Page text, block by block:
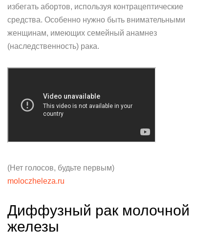
избегать абортов, используя контрацептические
средства. Особенно нужно быть внимательными
женщинам, имеющих семейный анамнез
(наследственность) рака.
(Нет голосов, будьте первым)
moloczheleza.ru
Диффузный рак молочной
железы